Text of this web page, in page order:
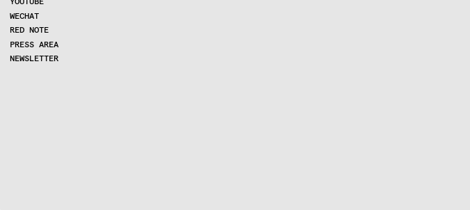
WECHAT
RED NOTE
PRESS AREA
NEWSLETTER